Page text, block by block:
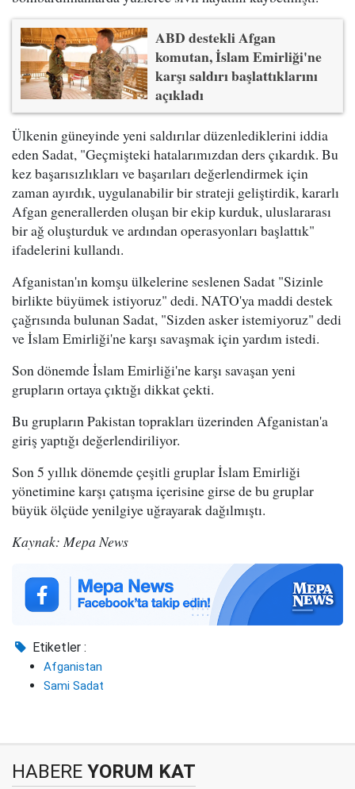
ABD destekli Afgan
komutan, İslam Emirliği'ne
karşı saldırı başlattıklarını
açıkladı
Ülkenin güneyinde yeni saldırılar düzenlediklerini iddia
eden Sadat, "Geçmişteki hatalarımızdan ders çıkardık. Bu
kez başarısızlıkları ve başarıları değerlendirmek için
zaman ayırdık, uygulanabilir bir strateji geliştirdik, kararlı
Afgan generallerden oluşan bir ekip kurduk, uluslararası
bir ağ oluşturduk ve ardından operasyonları başlattık"
ifadelerini kullandı.
Afganistan'ın komşu ülkelerine seslenen Sadat "Sizinle
birlikte büyümek istiyoruz" dedi. NATO'ya maddi destek
çağrısında bulunan Sadat, "Sizden asker istemiyoruz" dedi
ve İslam Emirliği'ne karşı savaşmak için yardım istedi.
Son dönemde İslam Emirliği'ne karşı savaşan yeni
grupların ortaya çıktığı dikkat çekti.
Bu grupların Pakistan toprakları üzerinden Afganistan'a
giriş yaptığı değerlendiriliyor.
Son 5 yıllık dönemde çeşitli gruplar İslam Emirliği
yönetimine karşı çatışma içerisine girse de bu gruplar
büyük ölçüde yenilgiye uğrayarak dağılmıştı.
Kaynak: Mepa News
Etiketler :
Afganistan
Sami Sadat
HABERE YORUM KAT